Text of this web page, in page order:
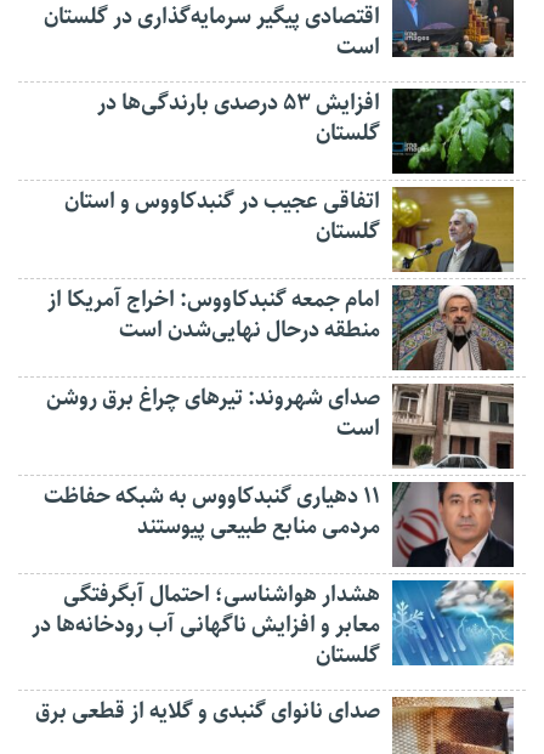
اقتصادی پیگیر سرمایه‌گذاری در گلستان
است
افزایش ۵۳ درصدی بارندگی‌ها در
گلستان
اتفاقی عجیب در‌ گنبدکاووس و استان
گلستان
امام جمعه گنبدکاووس: اخراج آمریکا از
منطقه درحال نهایی‌شدن است
صدای شهروند: تیرهای چراغ برق روشن
است
۱۱ دهیاری گنبدکاووس به شبکه حفاظت
مردمی منابع طبیعی پیوستند
هشدار هواشناسی؛ احتمال آبگرفتگی
معابر و افزایش ناگهانی آب رودخانه‌ها در
گلستان
صدای نانوای گنبدی و گلایه از قطعی برق